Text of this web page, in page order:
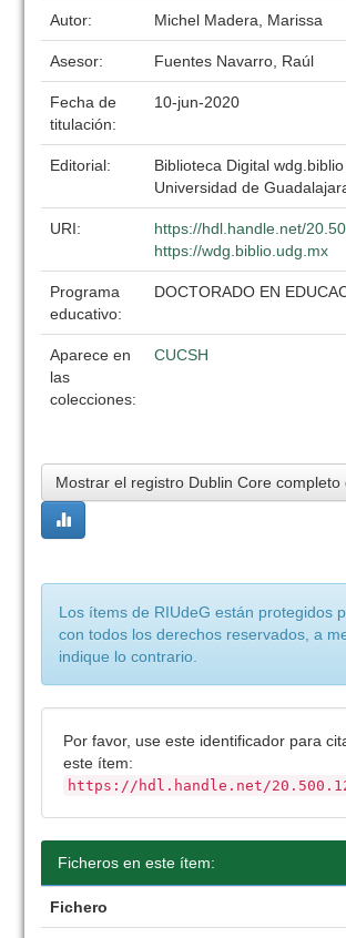
Autor: Michel Madera, Marissa
Asesor: Fuentes Navarro, Raúl
Fecha de
titulación:
10-jun-2020
Editorial:
Biblioteca Digital wdg.biblio
Universidad de
URI:
https://hdl.handle.net/
https://wdg.biblio.udg.mx
Programa
educativo:
DOCTORADO EN
Aparece en
las
colecciones:
CUCSH
Mostrar el registro Dublin Core completo
Los ítems de RIUdeG están protegidos
con todos los derechos reservados, a
indique lo contrario.
Por favor, use este identificador para
este ítem:
https://hdl.handle.net/
Ficheros en este ítem:
Fichero